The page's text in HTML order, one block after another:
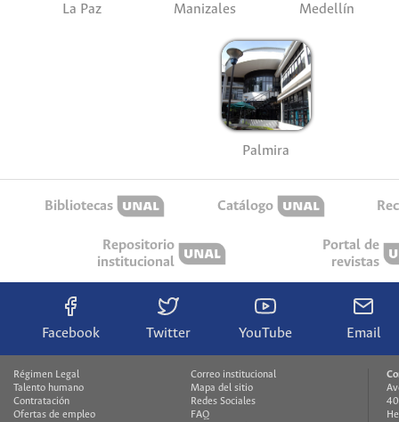
La Paz Manizales Medellín
Palmira
Bibliotecas Catálogo
Repositorio
institucional
Portal de
revistas
Facebook Twitter YouTube Email
Régimen Legal
Talento humano
Contratación
Ofertas de empleo
Correo institucional
Mapa del sitio
Redes Sociales
FAQ